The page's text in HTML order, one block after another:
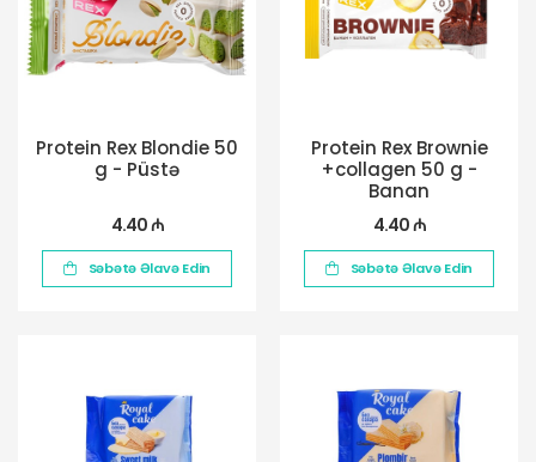
Protein Rex Blondie 50
g - Püstə
4.40 ₼
Səbətə Əlavə Edin
Protein Rex Brownie
+collagen 50 g -
Banan
4.40 ₼
Səbətə Əlavə Edin